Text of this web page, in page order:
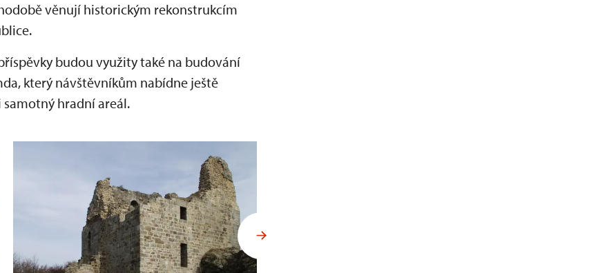
věnují historickým rekonstrukcím
budou využity také na budování
který návštěvníkům nabídne ještě
samotný hradní areál.